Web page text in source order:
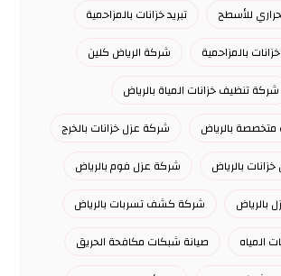
للأسطح
تبريد خزانات بالمزاحمية
بالمزاحمية
شركة الرياض كلين
شركة تنظيف خزانات المياة بالرياض
بالرياض
شركة عزل خزانات بالخرج
بالرياض
شركة عزل فوم بالرياض
بالرياض
شركة كشف تسربات بالرياض
المياه
صيانة شبكات مكافحة الحريق